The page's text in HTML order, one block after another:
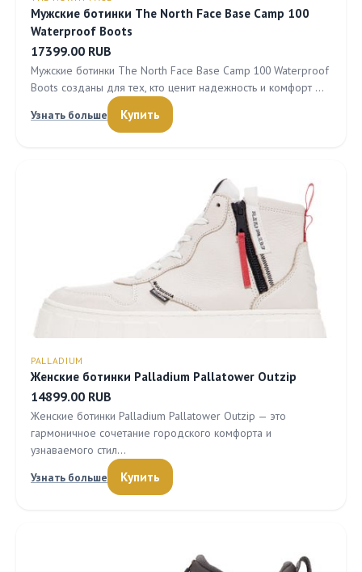
Мужские ботинки The North Face Base Camp 100
Waterproof Boots
17399.00 RUB
Мужские ботинки The North Face Base Camp 100 Waterproof
Boots созданы для тех, кто ценит надежность и комфорт …
Узнать больше
Купить
PALLADIUM
Женские ботинки Palladium Pallatower Outzip
14899.00 RUB
Женские ботинки Palladium Pallatower Outzip — это
гармоничное сочетание городского комфорта и
узнаваемого стил…
Узнать больше
Купить